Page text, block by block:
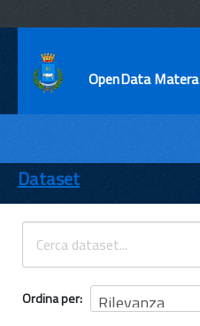
OpenData Matera
ENTI
TEMI
INFORMAZIONI
Dataset
Ordina per